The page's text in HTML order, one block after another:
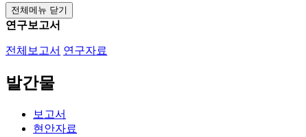
전체메뉴 닫기
연구보고서
전체보고서 연구자료
발간물
보고서
현안자료